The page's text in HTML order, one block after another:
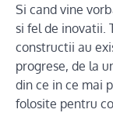
Si cand vine
si fel de inovatii.
constructii au
progrese, de la
din ce in ce mai
folosite pentru